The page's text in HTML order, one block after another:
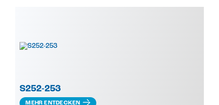
S252-253
MEHR ENTDECKEN